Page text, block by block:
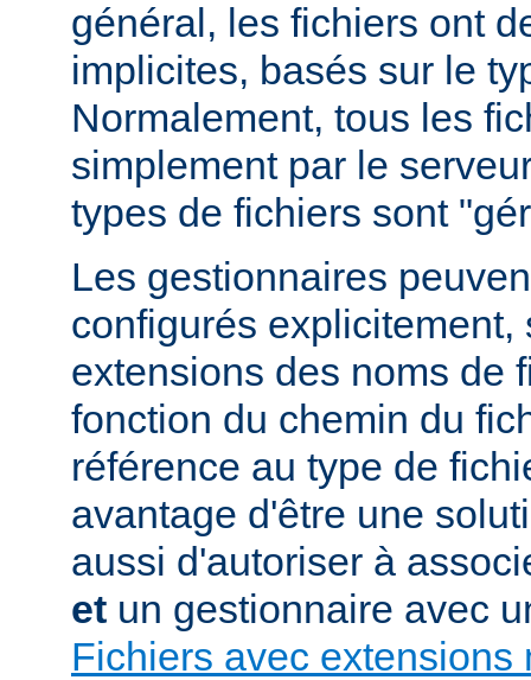
général, les fichiers ont
implicites, basés sur le
Normalement, tous les
simplement par le
types de fichiers sont
Les gestionnaires
configurés explicitement,
extensions des noms de
fonction du chemin du
référence au type de
avantage d'être une
aussi d'autoriser à
et un gestionnaire avec
Fichiers avec extensions